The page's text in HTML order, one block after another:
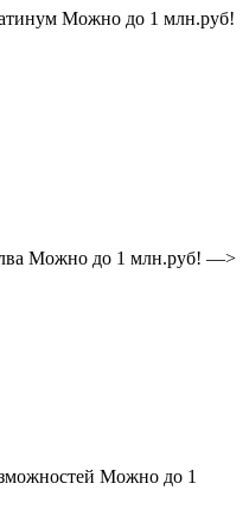
Можно до 1 млн.руб!
Можно до 1 млн.руб! —>
Можно до 1